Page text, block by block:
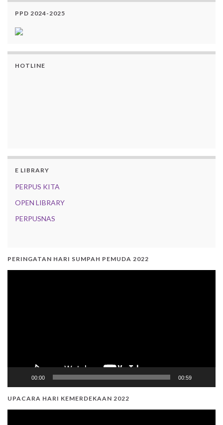
PPD 2024-2025
HOTLINE
E LIBRARY
PERPUS KITA
OPEN LIBRARY
PERPUSNAS
PERINGATAN HARI SUMPAH PEMUDA 2022
00:00 00:59
UPACARA HARI KEMERDEKAAN 2022